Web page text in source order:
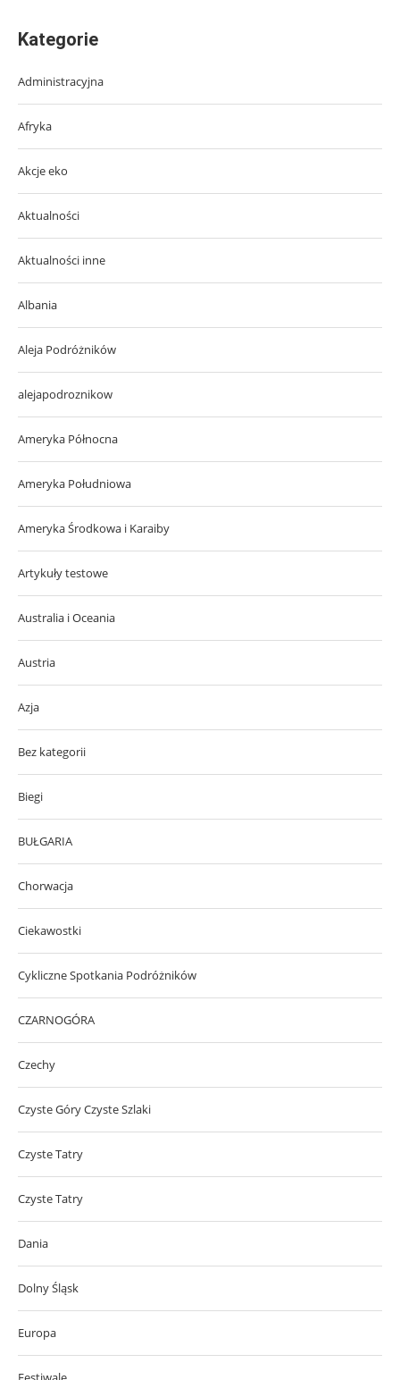
Kategorie
Administracyjna
Afryka
Akcje eko
Aktualności
Aktualności inne
Albania
Aleja Podróżników
alejapodroznikow
Ameryka Północna
Ameryka Południowa
Ameryka Środkowa i Karaiby
Artykuły testowe
Australia i Oceania
Austria
Azja
Bez kategorii
Biegi
BUŁGARIA
Chorwacja
Ciekawostki
Cykliczne Spotkania Podróżników
CZARNOGÓRA
Czechy
Czyste Góry Czyste Szlaki
Czyste Tatry
Czyste Tatry
Dania
Dolny Śląsk
Europa